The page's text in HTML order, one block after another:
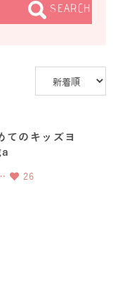
SEARCH
てのキッズヨ
26